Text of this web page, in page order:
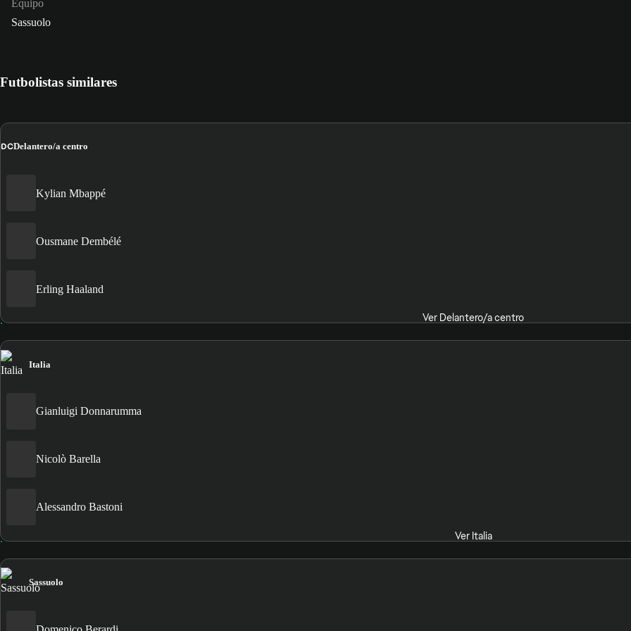
Equipo
Sassuolo
Futbolistas similares
DCDelantero/a centro
Kylian Mbappé
Ousmane Dembélé
Erling Haaland
Ver Delantero/a centro
Italia
Gianluigi Donnarumma
Nicolò Barella
Alessandro Bastoni
Ver Italia
Sassuolo